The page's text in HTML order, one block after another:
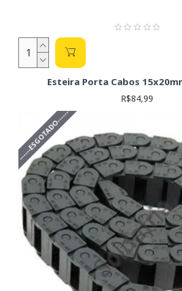
Esteira Porta Cabos
R$84,99
------ESGOTADO------